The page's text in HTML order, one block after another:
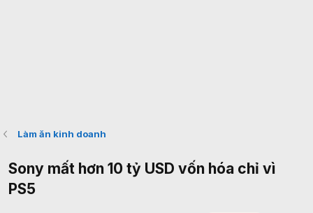
Làm ăn kinh doanh
Sony mất hơn 10 tỷ USD vốn hóa chỉ vì
PS5